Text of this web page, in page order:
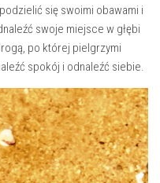
się swoimi⁤ obawami i
swoje miejsce w głębi
po⁢ której pielgrzymi
spokój i odnaleźć siebie.